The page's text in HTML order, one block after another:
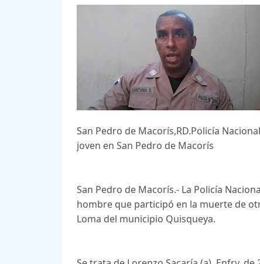
San Pedro de Macorís,RD.Policía
joven en San Pedro de Macorís
San Pedro de Macorís.- La Policía
hombre que participó en la muerte de
Loma del municipio Quisqueya.